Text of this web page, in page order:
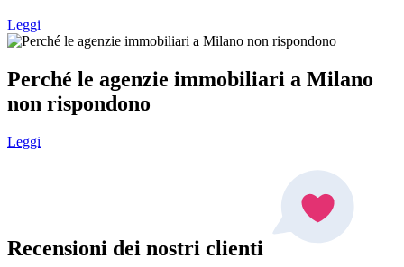
Leggi
Perché le agenzie immobiliari a Milano
non rispondono
Leggi
Recensioni dei nostri clienti